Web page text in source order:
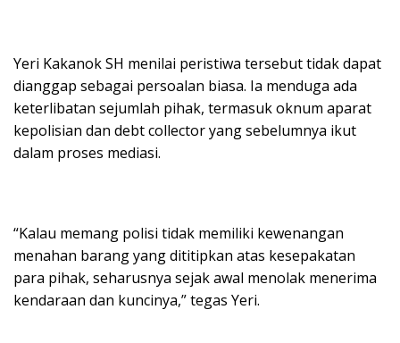
Yeri Kakanok SH menilai peristiwa tersebut tidak dapat
dianggap sebagai persoalan biasa. Ia menduga ada
keterlibatan sejumlah pihak, termasuk oknum aparat
kepolisian dan debt collector yang sebelumnya ikut
dalam proses mediasi.
“Kalau memang polisi tidak memiliki kewenangan
menahan barang yang dititipkan atas kesepakatan
para pihak, seharusnya sejak awal menolak menerima
kendaraan dan kuncinya,” tegas Yeri.